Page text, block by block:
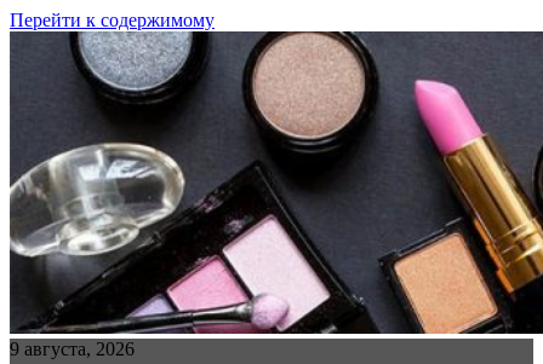
Перейти к содержимому
9 августа, 2026